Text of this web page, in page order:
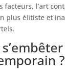
facteurs, l’art
plus élitiste et
?